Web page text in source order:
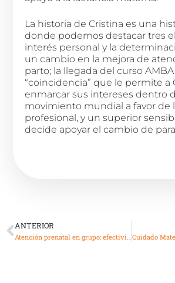
La historia de Cristina es una
donde podemos destacar tres
interés personal y la
un cambio en la mejora de
parto; la llegada del curso
“coincidencia” que le permite a
enmarcar sus intereses dentro
movimiento mundial a favor de
profesional, y un superior
decide apoyar el cambio de
ANTERIOR
Atención prenatal en grupo: efectividad y retos de su implementación